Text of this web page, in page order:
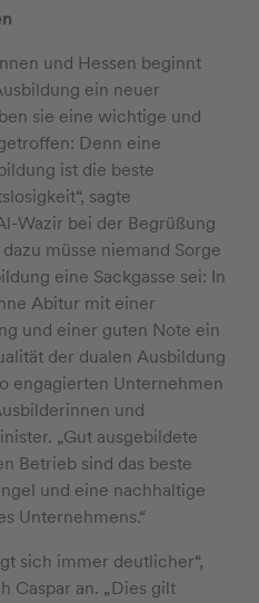
und Hessen beginnt
ein neuer
sie eine wichtige und
Denn eine
ist die beste
sagte
Wazir bei der Begrüßung
müsse niemand Sorge
eine Sackgasse sei: In
Abitur mit einer
und einer guten Note ein
der dualen Ausbildung
engagierten Unternehmen
und
„Gut ausgebildete
Betrieb sind das beste
und eine nachhaltige
Unternehmens.“
sich immer deutlicher“,
Caspar an. „Dies gilt